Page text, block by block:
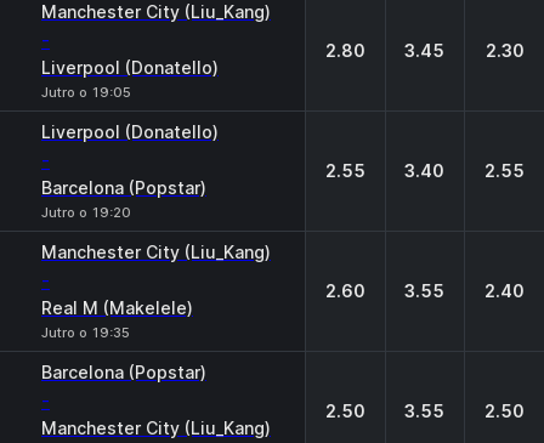
Manchester City (Liu_Kang)
-
Liverpool (Donatello)
Jutro o 19:05
2.80 3.45 2.30
Liverpool (Donatello)
-
Barcelona (Popstar)
Jutro o 19:20
2.55 3.40 2.55
Manchester City (Liu_Kang)
-
Real M (Makelele)
Jutro o 19:35
2.60 3.55 2.40
Barcelona (Popstar)
-
Manchester City (Liu_Kang)
2.50 3.55 2.50